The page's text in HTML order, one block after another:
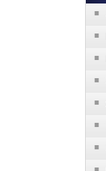
■
■
■
■
■
■
■